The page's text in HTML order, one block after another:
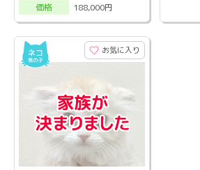
価格
188,000円
お気に入り